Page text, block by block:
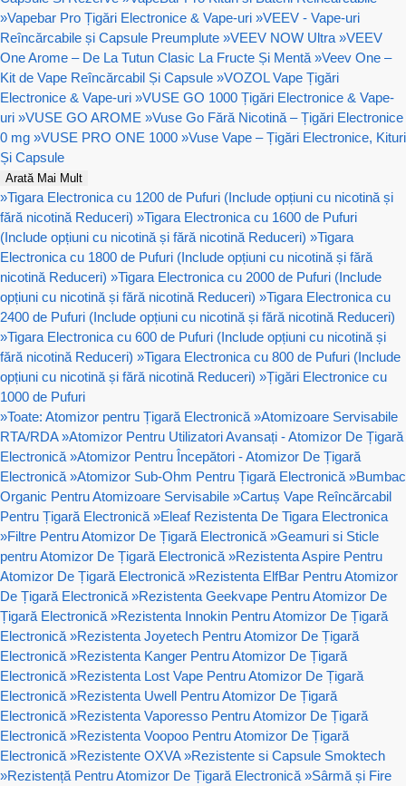
»Vapebar Pro Țigări Electronice & Vape-uri »VEEV - Vape-uri
Reîncărcabile și Capsule Preumplute »VEEV NOW Ultra »VEEV
One Arome – De La Tutun Clasic La Fructe Și Mentă »Veev One –
Kit de Vape Reîncărcabil Și Capsule »VOZOL Vape Țigări
Electronice & Vape-uri »VUSE GO 1000 Țigări Electronice & Vape-
uri »VUSE GO AROME »Vuse Go Fără Nicotină – Țigări Electronice
0 mg »VUSE PRO ONE 1000 »Vuse Vape – Țigări Electronice, Kituri
Și Capsule
Arată Mai Mult
»Tigara Electronica cu 1200 de Pufuri (Include opțiuni cu nicotină și
fără nicotină Reduceri) »Tigara Electronica cu 1600 de Pufuri
(Include opțiuni cu nicotină și fără nicotină Reduceri) »Tigara
Electronica cu 1800 de Pufuri (Include opțiuni cu nicotină și fără
nicotină Reduceri) »Tigara Electronica cu 2000 de Pufuri (Include
opțiuni cu nicotină și fără nicotină Reduceri) »Tigara Electronica cu
2400 de Pufuri (Include opțiuni cu nicotină și fără nicotină Reduceri)
»Tigara Electronica cu 600 de Pufuri (Include opțiuni cu nicotină și
fără nicotină Reduceri) »Tigara Electronica cu 800 de Pufuri (Include
opțiuni cu nicotină și fără nicotină Reduceri) »Țigări Electronice cu
1000 de Pufuri
»Toate: Atomizor pentru Țigară Electronică »Atomizoare Servisabile
RTA/RDA »Atomizor Pentru Utilizatori Avansați - Atomizor De Țigară
Electronică »Atomizor Pentru Începători - Atomizor De Țigară
Electronică »Atomizor Sub-Ohm Pentru Țigară Electronică »Bumbac
Organic Pentru Atomizoare Servisabile »Cartuș Vape Reîncărcabil
Pentru Țigară Electronică »Eleaf Rezistenta De Tigara Electronica
»Filtre Pentru Atomizor De Țigară Electronică »Geamuri si Sticle
pentru Atomizor De Țigară Electronică »Rezistenta Aspire Pentru
Atomizor De Țigară Electronică »Rezistenta ElfBar Pentru Atomizor
De Țigară Electronică »Rezistenta Geekvape Pentru Atomizor De
Țigară Electronică »Rezistenta Innokin Pentru Atomizor De Țigară
Electronică »Rezistenta Joyetech Pentru Atomizor De Țigară
Electronică »Rezistenta Kanger Pentru Atomizor De Țigară
Electronică »Rezistenta Lost Vape Pentru Atomizor De Țigară
Electronică »Rezistenta Uwell Pentru Atomizor De Țigară
Electronică »Rezistenta Vaporesso Pentru Atomizor De Țigară
Electronică »Rezistenta Voopoo Pentru Atomizor De Țigară
Electronică »Rezistente OXVA »Rezistente si Capsule Smoktech
»Rezistență Pentru Atomizor De Țigară Electronică »Sârmă și Fire